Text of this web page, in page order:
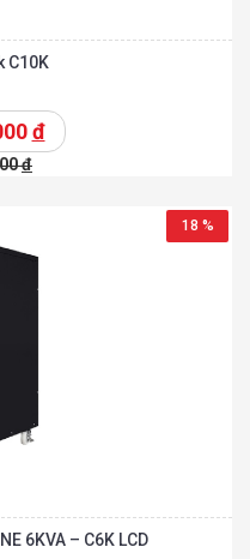
C10K
đ
đ
18 %
6KVA – C6K LCD